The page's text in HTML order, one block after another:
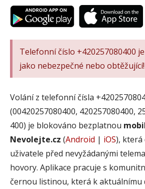
Telefonní číslo +420257080400
jako nebezpečné nebo obtěžující!
Volání z telefonní čísla
(00420257080400, 420257080400,
400) je blokováno bezplatnou
Nevolejte.cz (Android | iOS), která
uživatele před nevyžádanými
hovory. Aplikace pracuje s
černou listinou, která k aktuálnímu